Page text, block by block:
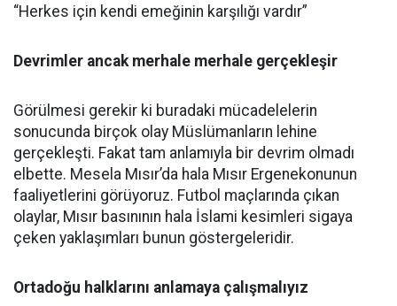
“Herkes için kendi emeğinin karşılığı vardır”
Devrimler ancak merhale merhale gerçekleşir
Görülmesi gerekir ki buradaki mücadelelerin
sonucunda birçok olay Müslümanların lehine
gerçekleşti. Fakat tam anlamıyla bir devrim olmadı
elbette. Mesela Mısır’da hala Mısır Ergenekonunun
faaliyetlerini görüyoruz. Futbol maçlarında çıkan
olaylar, Mısır basınının hala İslami kesimleri sigaya
çeken yaklaşımları bunun göstergeleridir.
Ortadoğu halklarını anlamaya çalışmalıyız